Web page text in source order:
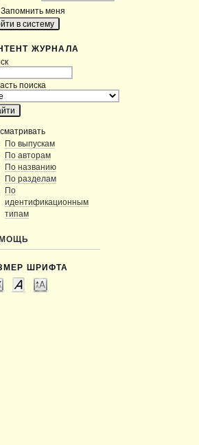
Запомнить меня
ЖУРНАЛА
поиска
По выпускам
По авторам
По названию
По разделам
По
идентификационным
типам
ШРИФТА